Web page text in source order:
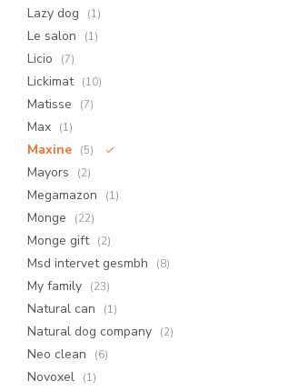
Lazy dog (1)
Le salon (1)
Licio (7)
Lickimat (10)
Matisse (7)
Max (1)
Maxine (5)
Mayors (2)
Megamazon (1)
Monge (22)
Monge gift (2)
Msd intervet gesmbh (8)
My family (23)
Natural can (1)
Natural dog company (2)
Neo clean (6)
Novoxel (1)